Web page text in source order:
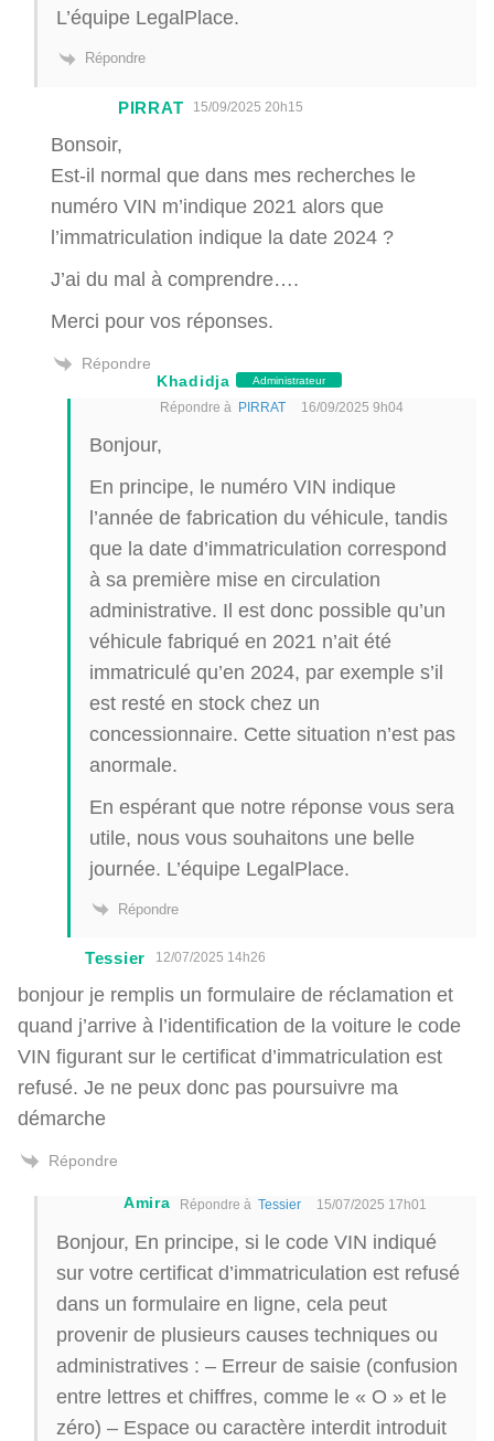
L’équipe LegalPlace.
Répondre
PIRRAT 15/09/2025 20h15
Bonsoir,
Est-il normal que dans mes recherches le
numéro VIN m’indique 2021 alors que
l’immatriculation indique la date 2024 ?
J’ai du mal à comprendre….
Merci pour vos réponses.
Répondre
Khadidja
Administrateur
Répondre à PIRRAT 16/09/2025 9h04
Bonjour,
En principe, le numéro VIN indique
l’année de fabrication du véhicule, tandis
que la date d’immatriculation correspond
à sa première mise en circulation
administrative. Il est donc possible qu’un
véhicule fabriqué en 2021 n’ait été
immatriculé qu’en 2024, par exemple s’il
est resté en stock chez un
concessionnaire. Cette situation n’est pas
anormale.
En espérant que notre réponse vous sera
utile, nous vous souhaitons une belle
journée. L’équipe LegalPlace.
Répondre
Tessier 12/07/2025 14h26
bonjour je remplis un formulaire de réclamation et
quand j’arrive à l’identification de la voiture le code
VIN figurant sur le certificat d’immatriculation est
refusé. Je ne peux donc pas poursuivre ma
démarche
Répondre
Amira Répondre à Tessier 15/07/2025 17h01
Bonjour, En principe, si le code VIN indiqué
sur votre certificat d’immatriculation est refusé
dans un formulaire en ligne, cela peut
provenir de plusieurs causes techniques ou
administratives : – Erreur de saisie (confusion
entre lettres et chiffres, comme le « O » et le
zéro) – Espace ou caractère interdit introduit